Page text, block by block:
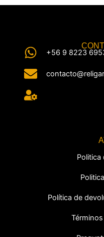
+56 9 8223
Politica
Política de